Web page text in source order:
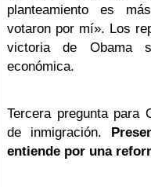
planteamiento es
votaron por mí». Los
victoria de Obama
económica.
Tercera pregunta para
de inmigración.
entiende por una